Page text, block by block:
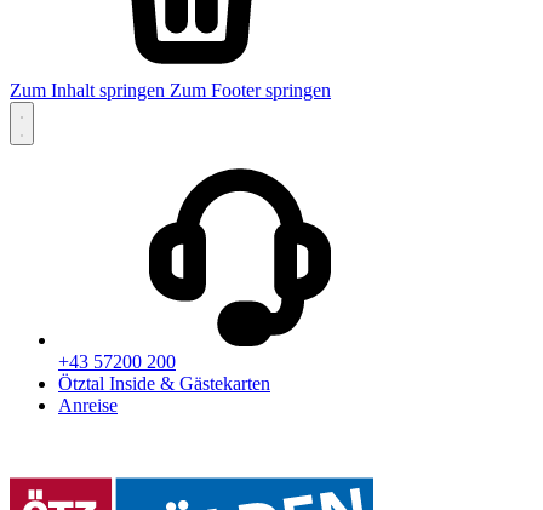
Zum Inhalt springen Zum Footer springen
+43 57200 200
Ötztal Inside & Gästekarten
Anreise